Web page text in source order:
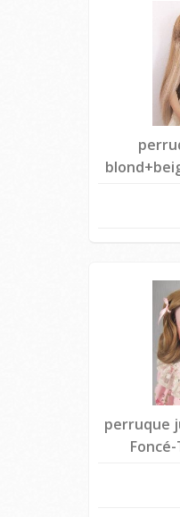
perruque